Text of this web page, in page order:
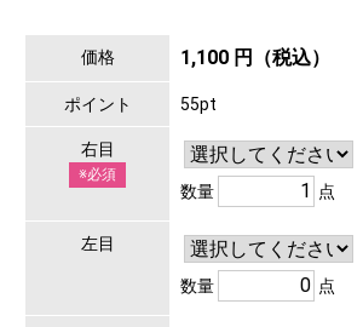
価格 1,100 円（税込）
ポイント 55pt
右目
※必須
数量 点
左目
数量 点